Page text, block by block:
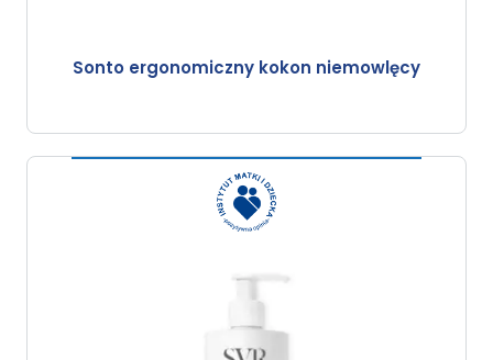
Sonto ergonomiczny kokon niemowlęcy